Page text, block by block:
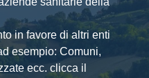
in favore di altri enti
esempio: Comuni,
ecc. clicca il